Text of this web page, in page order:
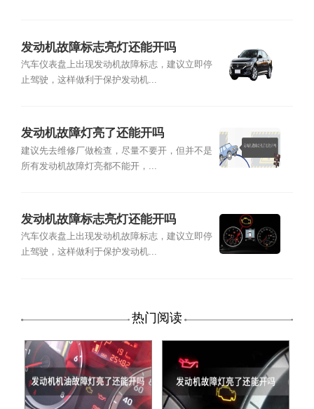
发动机故障标志亮灯还能开吗
汽车仪表盘上出现发动机故障标志，建议立即停
止驾驶，这样做利于保护发动机...
发动机故障灯亮了还能开吗
建议先去维修厂做检查，尽量不要开，但并不是
所有发动机故障灯亮都不能开，...
发动机故障标志亮灯还能开吗
汽车仪表盘上出现发动机故障标志，建议立即停
止驾驶，这样做利于保护发动机...
热门阅读